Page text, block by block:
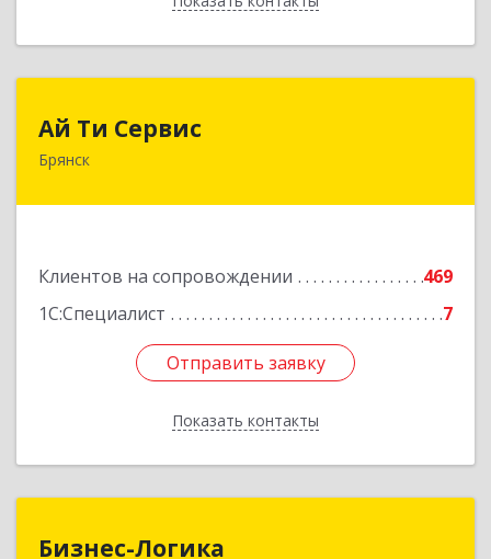
Ай Ти Сервис
Брянск
Клиентов на сопровождении
469
1С:Специалист
7
Отправить заявку
Показать контакты
Отправить заявку
Назад
Бизнес-Логика